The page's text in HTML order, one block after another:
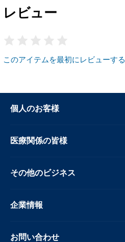
レビュー
このアイテムを最初にレビューする
個人のお客様
医療関係の皆様
その他のビジネス
企業情報
お問い合わせ